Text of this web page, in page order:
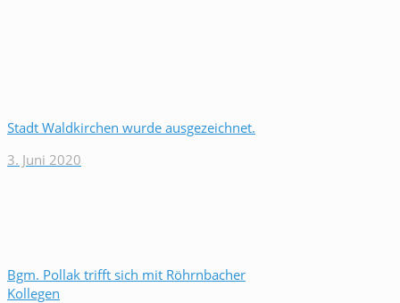
Stadt Waldkirchen wurde ausgezeichnet.
3. Juni 2020
Bgm. Pollak trifft sich mit Röhrnbacher
Kollegen